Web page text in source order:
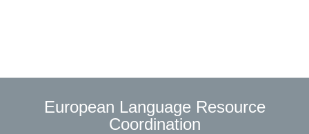
European Language Resource
Coordination